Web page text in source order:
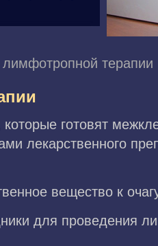
терапии
готовят
лекарственного
вещество к
для проведения